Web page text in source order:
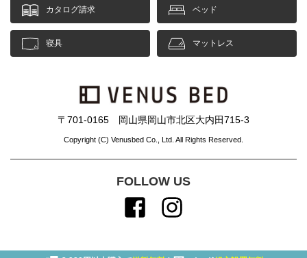
カタログ請求 ベッド
寝具 マットレス
〒701-0165 岡山県岡山市北区大内田715-3
Copyright (C) Venusbed Co., Ltd. All Rights Reserved.
FOLLOW US